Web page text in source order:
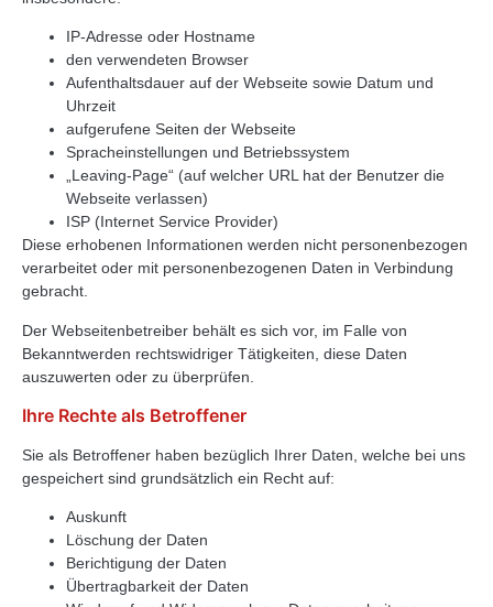
IP-Adresse oder Hostname
den verwendeten Browser
Aufenthaltsdauer auf der Webseite sowie Datum und
Uhrzeit
aufgerufene Seiten der Webseite
Spracheinstellungen und Betriebssystem
„Leaving-Page“ (auf welcher URL hat der Benutzer die
Webseite verlassen)
ISP (Internet Service Provider)
Diese erhobenen Informationen werden nicht personenbezogen
verarbeitet oder mit personenbezogenen Daten in Verbindung
gebracht.
Der Webseitenbetreiber behält es sich vor, im Falle von
Bekanntwerden rechtswidriger Tätigkeiten, diese Daten
auszuwerten oder zu überprüfen.
Ihre Rechte als Betroffener
Sie als Betroffener haben bezüglich Ihrer Daten, welche bei uns
gespeichert sind grundsätzlich ein Recht auf:
Auskunft
Löschung der Daten
Berichtigung der Daten
Übertragbarkeit der Daten